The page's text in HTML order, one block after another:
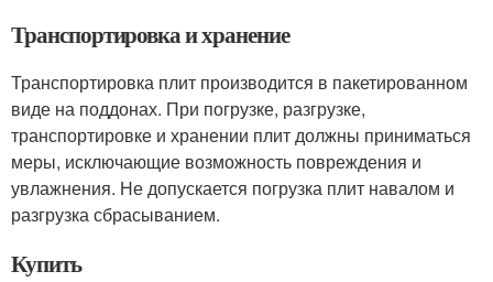
Транспортировка и хранение
Транспортировка плит производится в пакетированном
виде на поддонах. При погрузке, разгрузке,
транспортировке и хранении плит должны приниматься
меры, исключающие возможность повреждения и
увлажнения. Не допускается погрузка плит навалом и
разгрузка сбрасыванием.
Купить